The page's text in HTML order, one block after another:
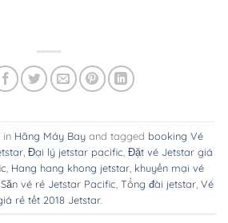
in Hãng Máy Bayand tagged booking Vé
Đại lý jetstar pacific Đặt vé Jetstar giá
Hang hang khong jetstar khuyến mại vé
Săn vé rẻ Jetstar Pacific Tổng đài jetstar Vé
rẻ tết 2018 Jetstar.